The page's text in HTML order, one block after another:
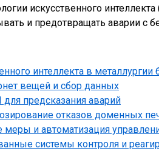
искусственного
и предотвращать аварии с
интеллекта в металлургии
вещей и сбор данных
предсказания аварий
отказов доменных
и автоматизация
системы контроля и